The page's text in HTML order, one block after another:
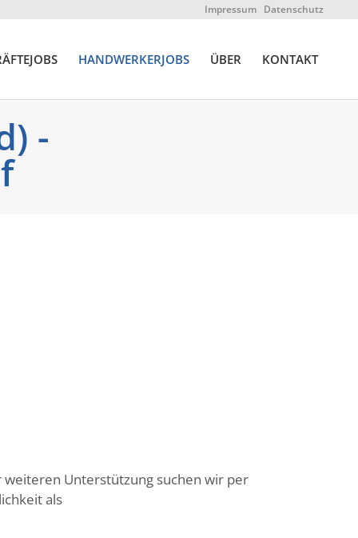
Impressum Datenschutz
HANDWERKERJOBS ÜBER KONTAKT
-
Unterstützung suchen wir per
als